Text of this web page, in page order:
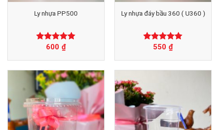
Ly nhựa PP500
Được xếp
sao
600 ₫
Ly nhựa đáy bầu 360 ( U360 )
Được xếp
sao
550 ₫